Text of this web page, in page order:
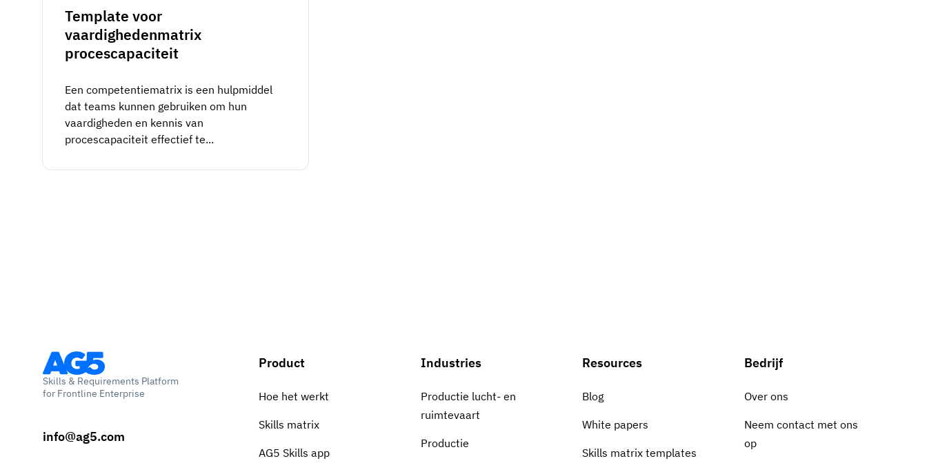
Template voor
vaardighedenmatrix
procescapaciteit
Een competentiematrix is een hulpmiddel
dat teams kunnen gebruiken om hun
vaardigheden en kennis van
procescapaciteit effectief te...
Skills & Requirements Platform
for Frontline Enterprise
info@ag5.com
Product
Hoe het werkt
Skills matrix
AG5 Skills app
Industries
Productie lucht- en
ruimtevaart
Productie
Resources
Blog
White papers
Skills matrix templates
Bedrijf
Over ons
Neem contact met ons
op